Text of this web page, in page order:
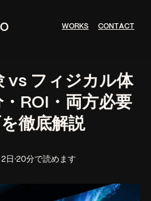
WORKS CONTACT
vs フィジカル体
ROI・両方必要
徹底解説
日 ·20分で読めます